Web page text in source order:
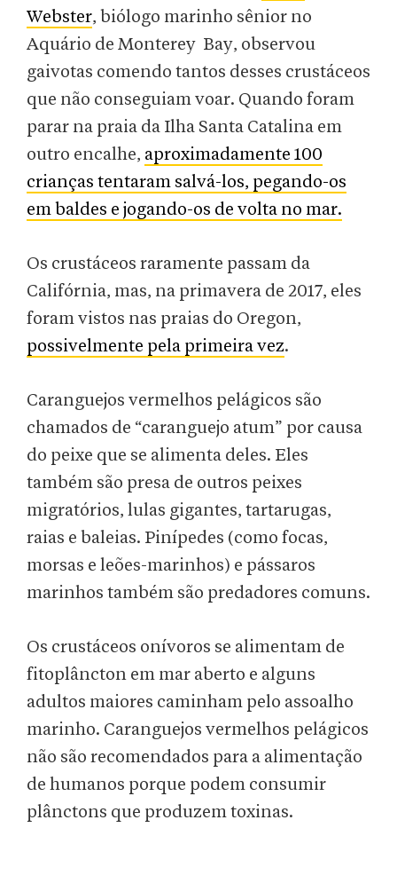
Webster, biólogo marinho sênior no
Aquário de Monterey Bay, observou
gaivotas comendo tantos desses crustáceos
que não conseguiam voar. Quando foram
parar na praia da Ilha Santa Catalina em
outro encalhe, aproximadamente 100
crianças tentaram salvá-los, pegando-os
em baldes e jogando-os de volta no mar.
Os crustáceos raramente passam da
Califórnia, mas, na primavera de 2017, eles
foram vistos nas praias do Oregon,
possivelmente pela primeira vez.
Caranguejos vermelhos pelágicos são
chamados de “caranguejo atum” por causa
do peixe que se alimenta deles. Eles
também são presa de outros peixes
migratórios, lulas gigantes, tartarugas,
raias e baleias. Pinípedes (como focas,
morsas e leões-marinhos) e pássaros
marinhos também são predadores comuns.
Os crustáceos onívoros se alimentam de
fitoplâncton em mar aberto e alguns
adultos maiores caminham pelo assoalho
marinho. Caranguejos vermelhos pelágicos
não são recomendados para a alimentação
de humanos porque podem consumir
plânctons que produzem toxinas.